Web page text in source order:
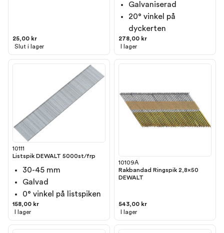
25,00 kr
Slut i lager
Galvaniserad
20° vinkel på
dyckerten
278,00 kr
I lager
10111
Listspik DEWALT 5000st/frp
30-45 mm
Galvad
0° vinkel på listspiken
158,00 kr
I lager
10109A
Rakbandad Ringspik 2,8x50
DEWALT
543,00 kr
I lager